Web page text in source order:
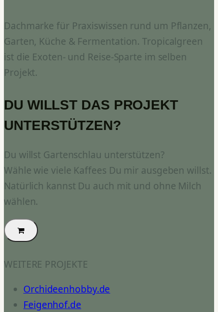
Dachmarke für Praxiswissen rund um Pflanzen,
Garten, Küche & Fermentation. Tropicalgreen
ist die Exoten- und Reise-Sparte im selben
Projekt.
DU WILLST DAS PROJEKT
UNTERSTÜTZEN?
Du willst Gartenschlau unterstützen?
Wähle wie viele Kaffees Du mir ausgeben willst.
Natürlich kannst Du auch mit und ohne Milch
wählen.
WEITERE PROJEKTE
Orchideenhobby.de
Feigenhof.de